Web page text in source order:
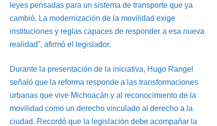
leyes pensadas para un sistema de transporte que ya
cambió. La modernización de la movilidad exige
instituciones y reglas capaces de responder a esa nueva
realidad”, afirmó el legislador.
Durante la presentación de la iniciativa, Hugo Rangel
señaló que la reforma responde a las transformaciones
urbanas que vive Michoacán y al reconocimiento de la
movilidad como un derecho vinculado al derecho a la
ciudad. Recordó que la legislación debe acompañar la